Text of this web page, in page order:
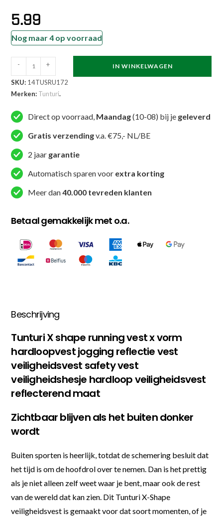
5.99
Nog maar 4 op voorraad
Tunturi
-
X-
Running
Vest
S
-
Geel
aantal
- + IN WINKELWAGEN
SKU: 14TUSRU172
Merken: Tunturi.
Direct op voorraad, Maandag(10-08) bij je geleverd
Gratis verzendingv.a. €75,- NL/BE
2 jaar garantie
Automatisch sparen voor extra korting
Meer dan40.000 tevreden klanten
Betaal gemakkelijk met o.a.
Beschrijving
Tunturi X shape running vest x vorm
hardloopvest jogging reflectie vest
veiligheidsvest safety vest
veiligheidshesje hardloop veiligheidsvest
reflecterend maat
Zichtbaar blijven als het buiten donker
wordt
Buiten sporten is heerlijk, totdat de schemering besluit dat
het tijd is om de hoofdrol over te nemen. Dan is het prettig
als je niet alleen zelf weet waar je bent, maar ook de rest
van de wereld dat kan zien. Dit Tunturi X-Shape
veiligheidsvest is gemaakt voor dat soort momenten, of je